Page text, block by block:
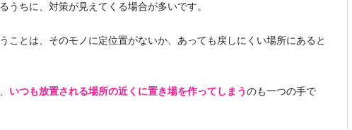
うちに、対策が見えてくる場合が多いです。
ことは、そのモノに定位置がないか、あっても戻しにくい場所にあると
いつも放置される場所の近くに置き場を作ってしまうのも一つの手で